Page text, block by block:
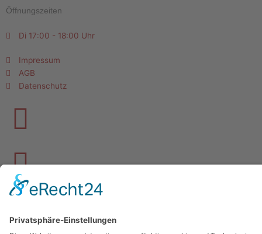
Öffnungszeiten
Di 17:00 - 18:00 Uhr
Impressum
AGB
Datenschutz